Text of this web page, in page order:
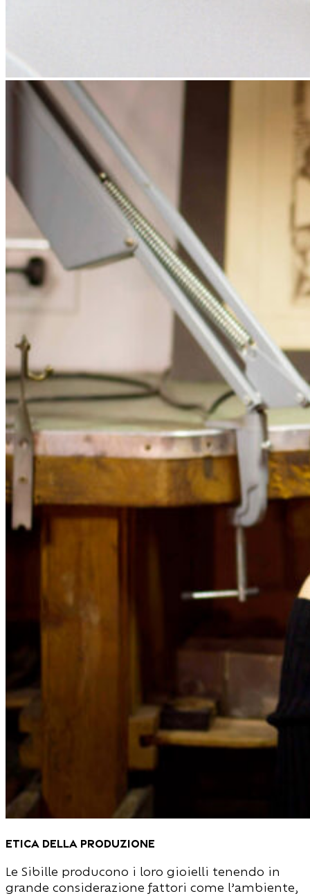
etica della produzione
Le Sibille producono i loro gioielli tenendo in
grande considerazione fattori come l’ambiente,